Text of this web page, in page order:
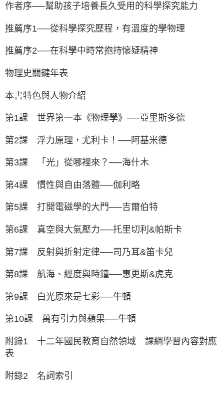
作者序──幫助孩子培養長久受用的科學探究能力
推薦序1──從科學探究歷程，有溫度的學物理
推薦序2──在科學中時常抱持懷疑精神
物理史關鍵年表
本書特色與人物介紹
第1課 世界第一本《物理學》──亞里斯多德
第2課 浮力原理，尤利卡！──阿基米德
第3課 「光」從哪裡來？──海什木
第4課 慣性與自由落體──伽利略
第5課 打開電磁學的大門──吉爾伯特
第6課 真空與大氣壓力──托里切利&帕斯卡
第7課 反射與折射定律──司乃耳&笛卡兒
第8課 航海、經度與時鐘──惠更斯&虎克
第9課 白光原來是七彩──牛頓
第10課 萬有引力與蘋果──牛頓
附錄1 十二年國民教育自然領域 課綱學習內容對應
表
附錄2 名詞索引